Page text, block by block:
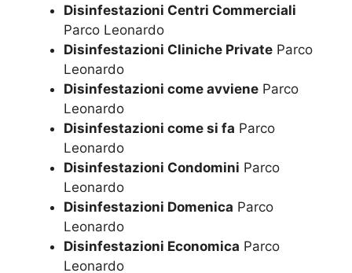
Disinfestazioni Centri Commerciali
Parco Leonardo
Disinfestazioni Cliniche Private Parco
Leonardo
Disinfestazioni come avviene Parco
Leonardo
Disinfestazioni come si fa Parco
Leonardo
Disinfestazioni Condomini Parco
Leonardo
Disinfestazioni Domenica Parco
Leonardo
Disinfestazioni Economica Parco
Leonardo